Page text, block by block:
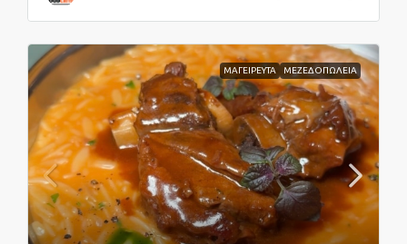
ΜΑΓΕΙΡΕΥΤΑ ΜΕΖΕΔΟΠΩΛΕΙΑ